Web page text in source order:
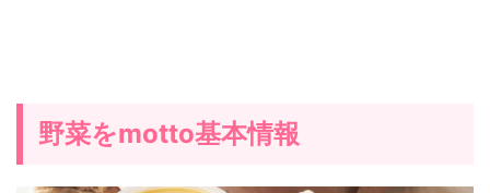
野菜をmotto基本情報